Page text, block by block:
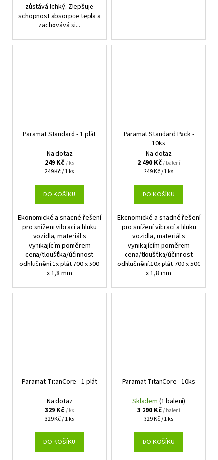
zůstává lehký. Zlepšuje
schopnost absorpce tepla a
zachovává si...
Paramat Standard - 1 plát
Na dotaz
249 Kč/ ks
Měrná
249 Kč / 1 ks
DO KOŠÍKU
Ekonomické a snadné řešení
pro snížení vibrací a hluku
vozidla, materiál s
vynikajícím poměrem
cena/tloušťka/účinnost
odhlučnění.1x plát 700 x 500
x 1,8 mm
Paramat Standard Pack -
10ks
Na dotaz
2 490 Kč/ balení
Měrná
249 Kč / 1 ks
DO KOŠÍKU
Ekonomické a snadné řešení
pro snížení vibrací a hluku
vozidla, materiál s
vynikajícím poměrem
cena/tloušťka/účinnost
odhlučnění.10x plát 700 x 500
x 1,8 mm
Paramat TitanCore - 1 plát
Na dotaz
329 Kč/ ks
Měrná
329 Kč / 1 ks
DO KOŠÍKU
Paramat TitanCore - 10ks
Skladem (1 balení)
3 290 Kč/ balení
Měrná
329 Kč / 1 ks
DO KOŠÍKU